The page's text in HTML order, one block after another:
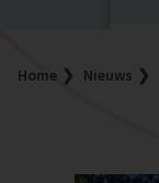
Home Nieuws